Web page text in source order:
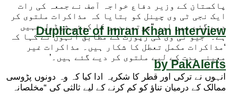
Duplicate of Imran Khan Interview
by PakAlerts
پاکستان کے وزیر دفاع خواجہ آصف نے جمعہ کی رات
ایک نجی ٹی وی چینل کو بتایا کہ مذاکرات ملتوی کر
دیے گئے ہیں اور “چوتھے دور کا کوئی شیڈول نہیں
ہے۔” جیو ٹی وی کی رپورٹ کے مطابق انہوں نے کہا کہ
‘مذاکرات مکمل تعطل کا شکار ہیں۔ مذاکرات غیر
معینہ مدت کے لیے ملتوی کر دیے گئے ہیں۔’
انہوں نے ترکی اور قطر کا شکریہ ادا کیا کہ وہ دونوں پڑوسی
ممالک کے درمیان تناؤ کو کم کرنے کے لیے ثالثی کی “مخلصانہ